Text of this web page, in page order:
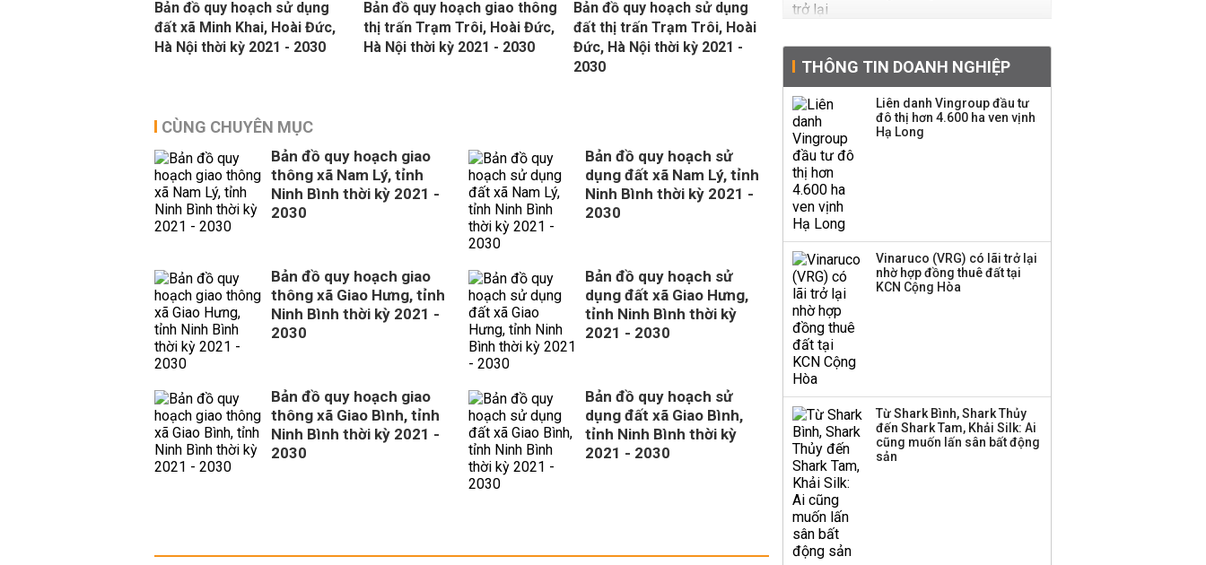
Bản đồ quy hoạch sử dụng
đất xã Minh Khai, Hoài Đức,
Hà Nội thời kỳ 2021 - 2030
Bản đồ quy hoạch giao thông
thị trấn Trạm Trôi, Hoài Đức,
Hà Nội thời kỳ 2021 - 2030
Bản đồ quy hoạch sử dụng
đất thị trấn Trạm Trôi, Hoài
Đức, Hà Nội thời kỳ 2021 -
2030
CÙNG CHUYÊN MỤC
Bản đồ quy hoạch giao
thông xã Nam Lý, tỉnh
Ninh Bình thời kỳ 2021 -
2030
Bản đồ quy hoạch sử
dụng đất xã Nam Lý, tỉnh
Ninh Bình thời kỳ 2021 -
2030
Bản đồ quy hoạch giao
thông xã Giao Hưng, tỉnh
Ninh Bình thời kỳ 2021 -
2030
Bản đồ quy hoạch sử
dụng đất xã Giao Hưng,
tỉnh Ninh Bình thời kỳ
2021 - 2030
Bản đồ quy hoạch giao
thông xã Giao Bình, tỉnh
Ninh Bình thời kỳ 2021 -
2030
Bản đồ quy hoạch sử
dụng đất xã Giao Bình,
tỉnh Ninh Bình thời kỳ
2021 - 2030
tỷ của Huấn Hoa Hồng:
Từ biệt thự 50 tỷ, dàn
siêu xe hàng chục tỷ
đến vườn tùng Nhật đắt
đỏ
Chứng khoán Mỹ đồng
loạt giảm điểm khi giá
nhiệm khi dự án chậm
tiến độ, đội vốn
THÔNG TIN DOANH NGHIỆP
Liên danh Vingroup đầu tư
đô thị hơn 4.600 ha ven vịnh
Hạ Long
Vinaruco (VRG) có lãi trở lại
nhờ hợp đồng thuê đất tại
KCN Cộng Hòa
Từ Shark Bình, Shark Thủy
đến Shark Tam, Khải Silk: Ai
cũng muốn lấn sân bất động
sản